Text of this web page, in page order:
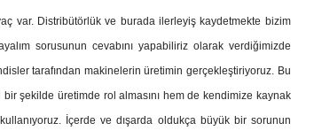
var. Distribütörlük ve burada ilerleyiş kaydetmekte bizim
sorusunun cevabını yapabiliriz olarak verdiğimizde
tarafından makinelerin üretimin gerçekleştiriyoruz. Bu
şekilde üretimde rol almasını hem de kendimize kaynak
İçerde ve dışarda oldukça büyük bir sorunun